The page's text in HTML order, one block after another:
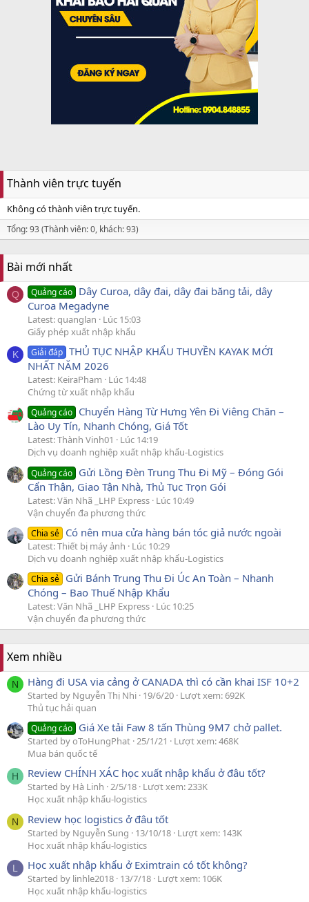
Thành viên trực tuyến
Không có thành viên trực tuyến.
Tổng: 93 (Thành viên: 0, khách: 93)
Bài mới nhất
Q Quảng cáo Dây Curoa, dây đai, dây đai băng tải, dây
Curoa Megadyne
Latest: quanglan
Lúc 15:03
Giấy phép xuất nhập khẩu
K Giải đáp THỦ TỤC NHẬP KHẨU THUYỀN KAYAK MỚI
NHẤT NĂM 2026
Latest: KeiraPham
Lúc 14:48
Chứng từ xuất nhập khẩu
Quảng cáo Chuyển Hàng Từ Hưng Yên Đi Viêng Chăn –
Lào Uy Tín, Nhanh Chóng, Giá Tốt
Latest: Thành Vinh01
Lúc 14:19
Dịch vụ doanh nghiệp xuất nhập khẩu-Logistics
Quảng cáo Gửi Lồng Đèn Trung Thu Đi Mỹ – Đóng Gói
Cẩn Thận, Giao Tận Nhà, Thủ Tục Trọn Gói
Latest: Văn Nhã _LHP Express Lúc 10:49
Vận chuyển đa phương thức
Chia sẻ Có nên mua cửa hàng bán tóc giả nước ngoài
Latest: Thiết bị máy ảnh
Lúc 10:29
Dịch vụ doanh nghiệp xuất nhập khẩu-Logistics
Chia sẻ Gửi Bánh Trung Thu Đi Úc An Toàn – Nhanh
Chóng – Bao Thuế Nhập Khẩu
Latest: Văn Nhã _LHP Express Lúc 10:25
Vận chuyển đa phương thức
Xem nhiều
N Hàng đi USA via cảng ở CANADA thì có cần khai ISF 10+2
Started by Nguyễn Thị Nhi 19/6/20 Lượt xem: 692K
Thủ tục hải quan
Quảng cáo Giá Xe tải Faw 8 tấn Thùng 9M7 chở pallet.
Started by oToHungPhat 25/1/21
Lượt xem: 468K
Mua bán quốc tế
H Review CHÍNH XÁC học xuất nhập khẩu ở đâu tốt?
Started by Hà Linh 2/5/18 Lượt xem: 233K
Học xuất nhập khẩu-logistics
N Review học logistics ở đâu tốt
Started by Nguyễn Sung 13/10/18 Lượt xem: 143K
Học xuất nhập khẩu-logistics
L Học xuất nhập khẩu ở Eximtrain có tốt không?
Started by linhle2018 13/7/18 Lượt xem: 106K
Học xuất nhập khẩu-logistics